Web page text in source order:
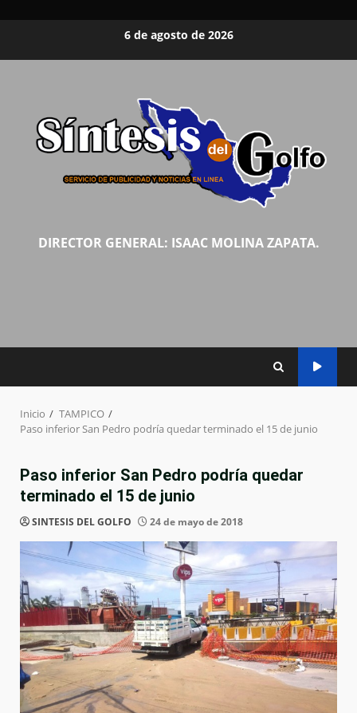
6 de agosto de 2026
DIRECTOR GENERAL: ISAAC MOLINA ZAPATA.
Inicio
TAMPICO
Paso inferior San Pedro podría quedar terminado el 15 de junio
Paso inferior San Pedro podría quedar
terminado el 15 de junio
SINTESIS DEL GOLFO 24 de mayo de 2018